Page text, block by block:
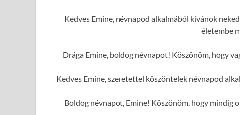
Kedves Emine, névnapod alkalmából kívánok
életembe
Drága Emine, boldog névnapot! Köszönöm, hogy
Kedves Emine, szeretettel köszöntelek névnapod
Boldog névnapot, Emine! Köszönöm, hogy mindig